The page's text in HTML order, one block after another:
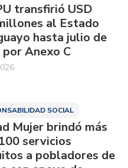
transfirió USD
al Estado
hasta julio de
Anexo C
SOCIAL
Mujer brindó más
servicios
a pobladores de